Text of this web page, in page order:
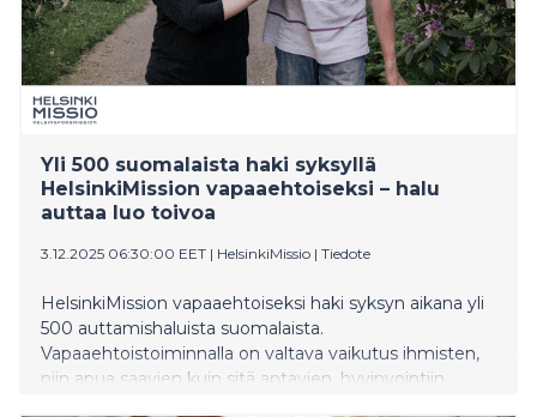
Yli 500 suomalaista haki syksyllä
HelsinkiMission vapaaehtoiseksi – halu
auttaa luo toivoa
3.12.2025 06:30:00 EET | HelsinkiMissio | Tiedote
HelsinkiMission vapaaehtoiseksi haki syksyn aikana yli
500 auttamishaluista suomalaista.
Vapaaehtoistoiminnalla on valtava vaikutus ihmisten,
niin apua saavien kuin sitä antavien, hyvinvointiin.